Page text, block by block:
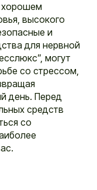
хорошем
высокого
и
для нервной
могут
со стрессом,
день. Перед
средств
со